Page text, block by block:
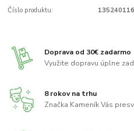
Číslo produktu:
Doprava od 30€ zadarmo
Využite dopravu úplne
8 rokov na trhu
Značka Kameník Vás